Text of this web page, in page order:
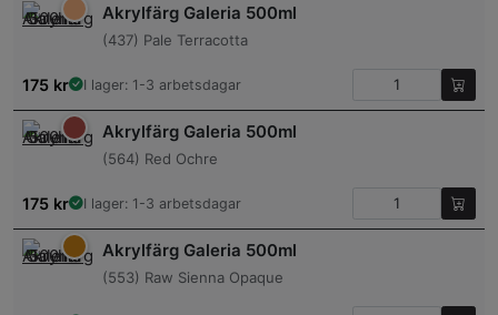
Akrylfärg Galeria 500ml
(437) Pale Terracotta
175 kr I lager: 1-3 arbetsdagar
Akrylfärg Galeria 500ml
(564) Red Ochre
175 kr I lager: 1-3 arbetsdagar
Akrylfärg Galeria 500ml
(553) Raw Sienna Opaque